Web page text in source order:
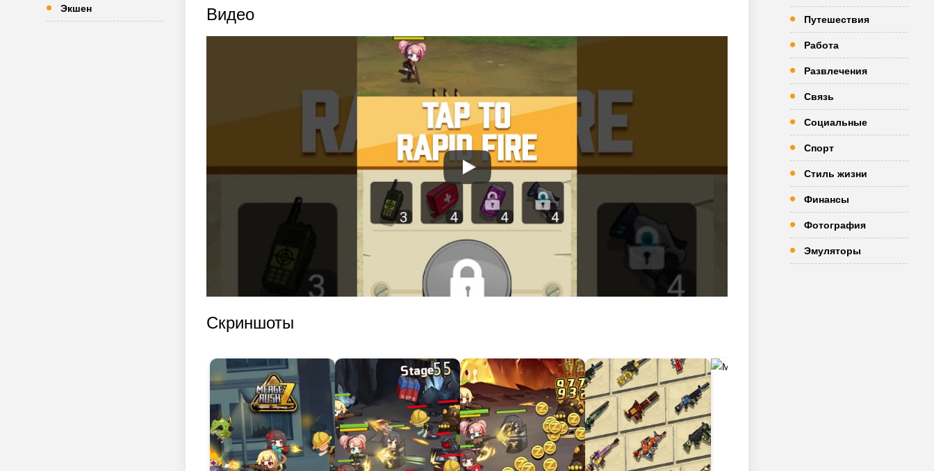
Экшен Видео
Скриншоты
Путешествия
Работа
Развлечения
Связь
Социальные
Спорт
Стиль жизни
Финансы
Фотография
Эмуляторы